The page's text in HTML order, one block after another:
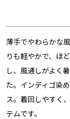
薄手でやわらかな
りも軽やかで、ほ
し、風通しがよく
た。インディゴ染
ス。着回しやすく
テムです。